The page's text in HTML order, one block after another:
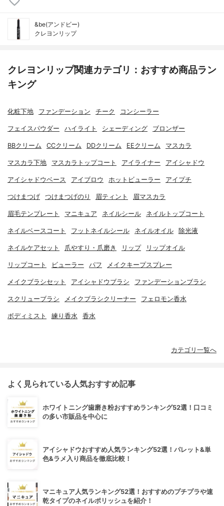
&be(アンドビー)
クレヨンリップ
クレヨンリップ関連カテゴリ：おすすめ商品ラン
キング
化粧下地 ファンデーション チーク コンシーラー
フェイスパウダー ハイライト シェーディング ブロンザー
BBクリーム CCクリーム DDクリーム EEクリーム マスカラ
マスカラ下地 マスカラトップコート アイライナー アイシャドウ
アイシャドウベース アイブロウ ホットビューラー アイプチ
つけまつげ つけまつげのり 眉ティント 眉マスカラ
眉毛テンプレート マニキュア ネイルシール ネイルトップコート
ネイルベースコート フットネイルシール ネイルオイル 除光液
ネイルケアセット 爪やすり・爪磨き リップ リップオイル
リップコート ビューラー パフ メイクキープスプレー
メイクブラシセット アイシャドウブラシ ファンデーションブラシ
スクリューブラシ メイクブラシクリーナー フェロモン香水
ボディミスト 練り香水 香水
カテゴリ一覧へ
よく見られている人気おすすめ記事
ホワイトニング歯磨き粉おすすめランキング52選！口コミ
の多い市販品を中心に
アイシャドウおすすめ人気ランキング52選！パレット&単
色&ラメ入り商品を徹底比較！
マニキュア人気ランキング52選！おすすめのプチプラや速
乾タイプのネイルポリッシュを紹介！